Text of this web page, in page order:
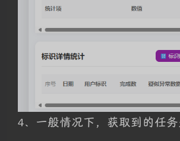
4、一般情况下，获取到的任